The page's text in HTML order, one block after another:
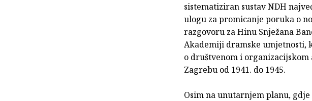
sistematiziran sustav NDH
ulogu za promicanje poruka o
razgovoru za Hinu Snježana
Akademiji dramske umjetnosti,
o društvenom i
Zagrebu od 1941. do 1945.
Osim na unutarnjem planu,